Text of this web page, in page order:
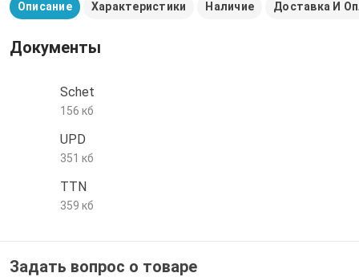
Описание Характеристики Наличие Доставка И
Документы
Schet
156 кб
UPD
351 кб
TTN
359 кб
Задать вопрос о товаре